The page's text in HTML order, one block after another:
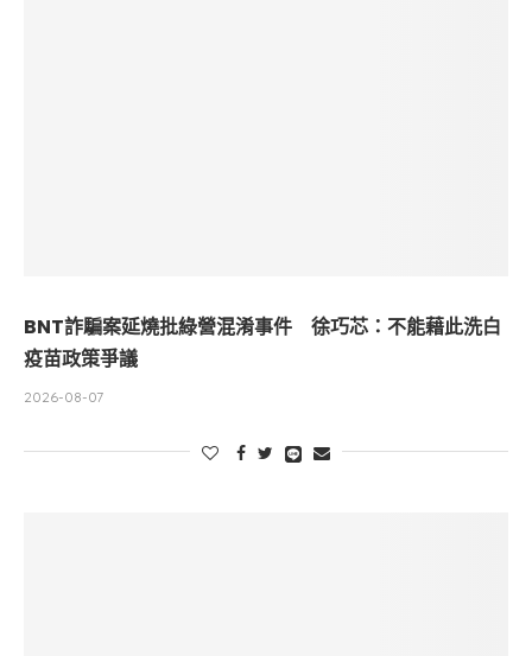
BNT詐騙案延燒批綠營混淆事件 徐巧芯：不能藉此洗白
疫苗政策爭議
2026-08-07